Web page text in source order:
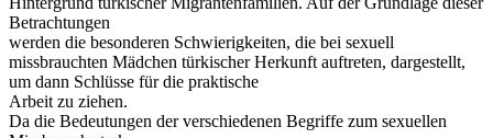
Betrachtungen
werden die besonderen Schwierigkeiten, die bei sexuell
missbrauchten Mädchen türkischer Herkunft auftreten, dargestellt,
um dann Schlüsse für die praktische
Arbeit zu ziehen.
Da die Bedeutungen der verschiedenen Begriffe zum sexuellen